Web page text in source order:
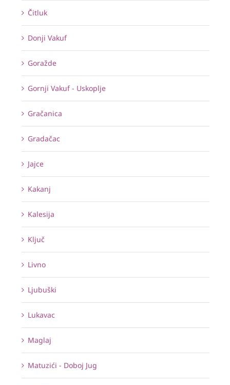
Čitluk
Donji Vakuf
Goražde
Gornji Vakuf - Uskoplje
Gračanica
Gradačac
Jajce
Kakanj
Kalesija
Ključ
Livno
Ljubuški
Lukavac
Maglaj
Matuzići - Doboj Jug